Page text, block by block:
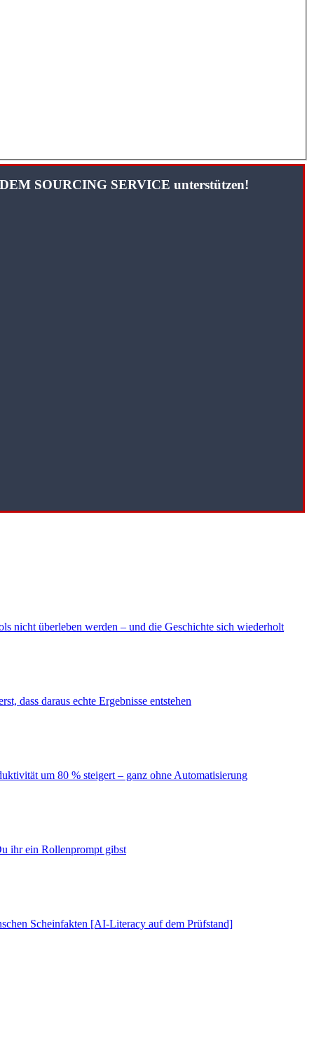
SOURCING SERVICE unterstützen!
nicht überleben werden – und die Geschichte sich wiederholt
dass daraus echte Ergebnisse entstehen
um 80 % steigert – ganz ohne Automatisierung
ihr ein Rollenprompt gibst
Scheinfakten [AI-Literacy auf dem Prüfstand]